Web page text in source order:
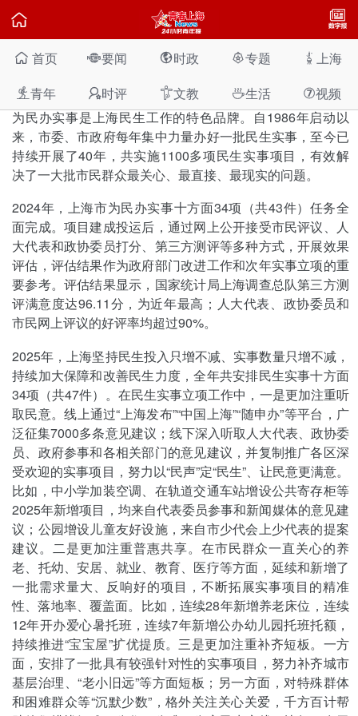

 首页 要闻 时政 专题  上海
 青年 时评 文教 生活 ⑦视频
2025年上海市为民办实事项目公布
2025-01-23 上海

为民办实事是上海民生工作的特色品牌。自1986年启动以
来，市委、市政府每年集中力量办好一批民生实事，至今已
持续开展了40年，共实施1100多项民生实事项目，有效解
决了一大批市民群众最关心、最直接、最现实的问题。
2024年，上海市为民办实事十方面34项（共43件）任务全
面完成。项目建成投运后，通过网上公开接受市民评议、人
大代表和政协委员打分、第三方测评等多种方式，开展效果
评估，评估结果作为政府部门改进工作和次年实事立项的重
要参考。评估结果显示，国家统计局上海调查总队第三方测
评满意度达96.11分，为近年最高；人大代表、政协委员和
市民网上评议的好评率均超过90%。
2025年，上海坚持民生投入只增不减、实事数量只增不减，
持续加大保障和改善民生力度，全年共安排民生实事十方面
34项（共47件）。在民生实事立项工作中，一是更加注重听
取民意。线上通过“上海发布”“中国上海”“随申办”等平台，广
泛征集7000多条意见建议；线下深入听取人大代表、政协委
员、政府参事和各相关部门的意见建议，并复制推广各区深
受欢迎的实事项目，努力以“民声”定“民生”、让民意更满意。
比如，中小学加装空调、在轨道交通车站增设公共寄存柜等
2025年新增项目，均来自代表委员参事和新闻媒体的意见建
议；公园增设儿童友好设施，来自市少代会上少代表的提案
建议。二是更加注重普惠共享。在市民群众一直关心的养
老、托幼、安居、就业、教育、医疗等方面，延续和新增了
一批需求量大、反响好的项目，不断拓展实事项目的精准
性、落地率、覆盖面。比如，连续28年新增养老床位，连续
12年开办爱心暑托班，连续7年新增公办幼儿园托班托额，
持续推进“宝宝屋”扩优提质。三是更加注重补齐短板。一方
面，安排了一批具有较强针对性的实事项目，努力补齐城市
基层治理、“老小旧远”等方面短板；另一方面，对特殊群体
和困难群众等“沉默少数”，格外关注关心关爱，千方百计帮